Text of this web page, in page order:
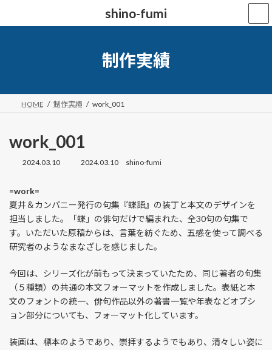
shino-fumi
制作実績
HOME 制作実績 work_001
work_001
2024.03.10
最
日
時
:
2024.03.10 shino-fumi
=work=
夏井＆カンパニー発行の句集『蝶語』の装丁と本文のデザインを
担当しました。「蝶」の俳句だけで編まれた、全30句の句集で
す。いただいた原稿からは、言葉を紡ぐため、五感を使って調べる
研究者のようなまなざしを感じました。
今回は、シリーズ化が前もって決まっていたため、同じ著者の句集
（５種類）の共通の本文フォーマットを作成しました。表紙と本
文のフォントの統一、俳句作品以外の著書一覧や年表などオプシ
ョン部分についても、フォーマット化しています。
装画は、標本のようであり、崇拝するようでもあり、清々しい姿に